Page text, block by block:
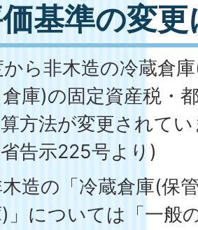
基準の変
ら非木造の冷蔵倉
庫)の固定資産税・
方法が変更されて
告示225号より)
造の「冷蔵倉庫(保
」については「一般